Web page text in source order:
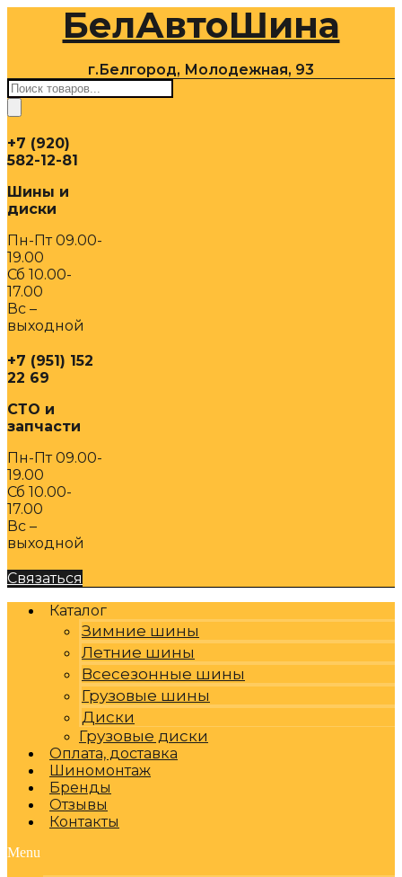
содержимомуБелАвтоШина
г.Белгород, Молодежная, 93
Поиск
товаров
+7 (920)
582-12-81
Шины и
диски
Пн-Пт 09.00-
19.00
Сб 10.00-
17.00
Вс –
выходной
+7 (951) 152
22 69
СТО и
запчасти
Пн-Пт 09.00-
19.00
Сб 10.00-
17.00
Вс –
выходной
Связаться
Каталог
Зимние шины
Летние шины
Всесезонные шины
Грузовые шины
Диски
Грузовые диски
Оплата, доставка
Шиномонтаж
Бренды
Отзывы
Контакты
Menu